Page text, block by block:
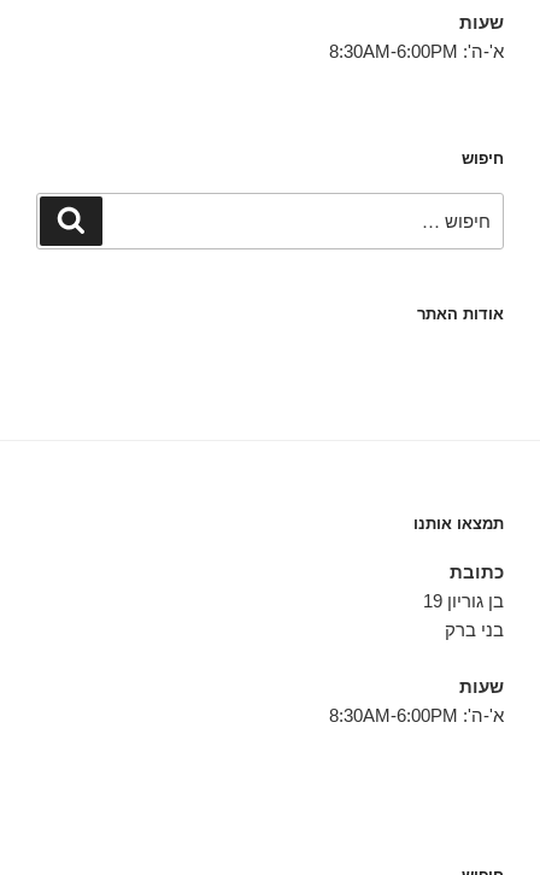
שעות
א'-ה': 8:30AM-6:00PM
חיפוש
חיפוש
אודות האתר
תמצאו אותנו
כתובת
בן גוריון 19
בני ברק
שעות
א'-ה': 8:30AM-6:00PM